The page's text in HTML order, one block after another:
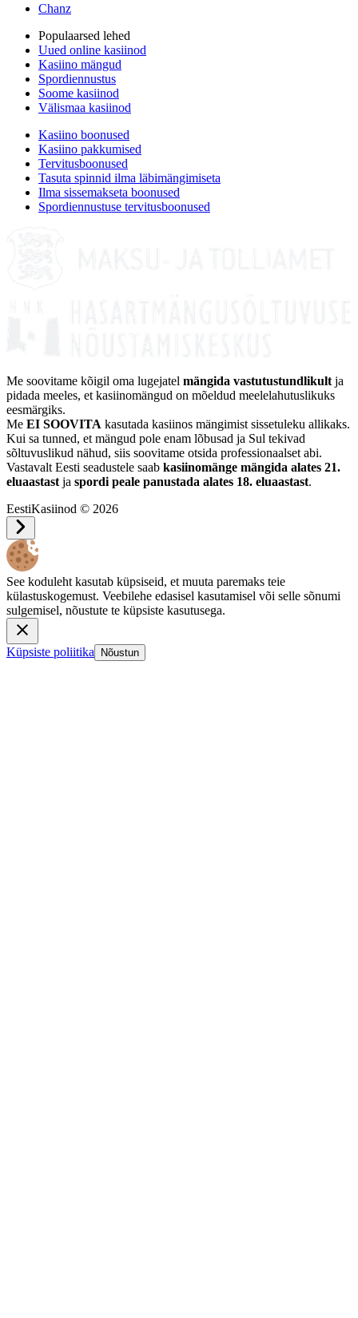
Chanz
Populaarsed lehed
Uued online kasiinod
Kasiino mängud
Spordiennustus
Soome kasiinod
Välismaa kasiinod
Kasiino boonused
Kasiino pakkumised
Tervitusboonused
Tasuta spinnid ilma läbimängimiseta
Ilma sissemakseta boonused
Spordiennustuse tervitusboonused
Me soovitame kõigil oma lugejatel mängida vastutustundlikult ja
pidada meeles, et kasiinomängud on mõeldud meelelahutuslikuks
eesmärgiks.
Me EI SOOVITA kasutada kasiinos mängimist sissetuleku allikaks.
Kui sa tunned, et mängud pole enam lõbusad ja Sul tekivad
sõltuvuslikud nähud, siis soovitame otsida professionaalset abi.
Vastavalt Eesti seadustele saab kasiinomänge mängida alates 21.
eluaastast ja spordi peale panustada alates 18. eluaastast.
EestiKasiinod © 2026
See koduleht kasutab küpsiseid, et muuta paremaks teie
külastuskogemust. Veebilehe edasisel kasutamisel või selle sõnumi
sulgemisel, nõustute te küpsiste kasutusega.
Küpsiste poliitika Nõustun